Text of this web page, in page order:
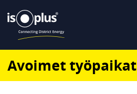
Avoimet työpaikat